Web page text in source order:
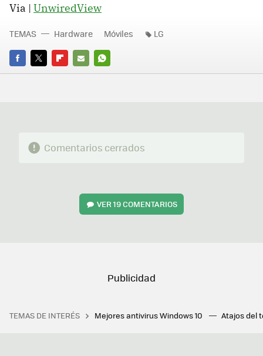
Via | UnwiredView
FACEBOOK
TWITTERFLIPBOARD
E-
WHATSAPP
TEMAS Hardware Móviles LG
Comentarios cerrados
VER19 COMENTARIOS
TEMAS DE INTERÉS Mejores antivirus Windows 10 Atajos del